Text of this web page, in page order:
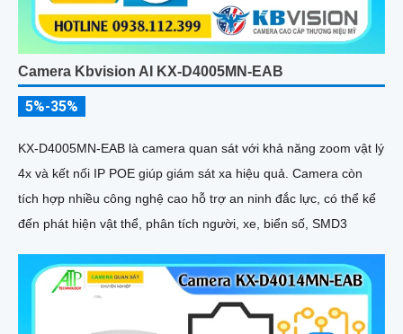
Camera Kbvision AI KX-D4005MN-EAB
5%-35%
KX-D4005MN-EAB là camera quan sát với khả năng zoom vật lý
4x và kết nối IP POE giúp giám sát xa hiệu quả. Camera còn
tích hợp nhiều công nghệ cao hỗ trợ an ninh đắc lực, có thể kể
đến phát hiện vật thể, phân tích người, xe, biển số, SMD3